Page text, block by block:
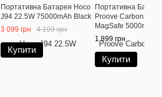
Портативна Батарея Hoco
J94 22.5W 75000mAh Black
3 099 грн
4 199 грн
Купити
Портативна
Proove Carbon Slim
MagSafe 5000mAh
1 899 грн
Купити